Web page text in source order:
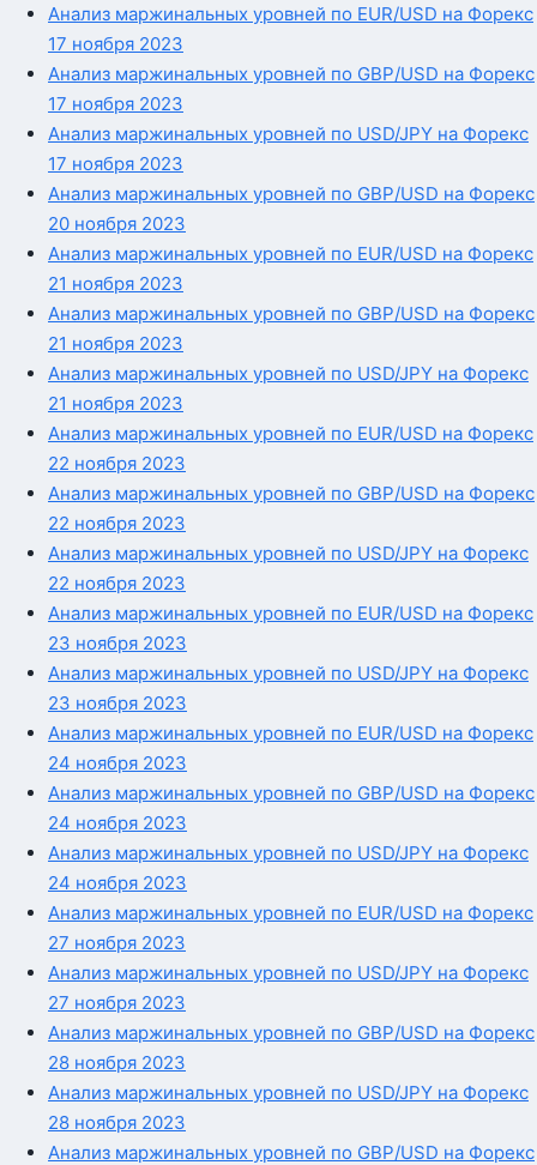
Анализ маржинальных уровней по EUR/USD на Форекс
17 ноября 2023
Анализ маржинальных уровней по GBP/USD на Форекс
17 ноября 2023
Анализ маржинальных уровней по USD/JPY на Форекс
17 ноября 2023
Анализ маржинальных уровней по GBP/USD на Форекс
20 ноября 2023
Анализ маржинальных уровней по EUR/USD на Форекс
21 ноября 2023
Анализ маржинальных уровней по GBP/USD на Форекс
21 ноября 2023
Анализ маржинальных уровней по USD/JPY на Форекс
21 ноября 2023
Анализ маржинальных уровней по EUR/USD на Форекс
22 ноября 2023
Анализ маржинальных уровней по GBP/USD на Форекс
22 ноября 2023
Анализ маржинальных уровней по USD/JPY на Форекс
22 ноября 2023
Анализ маржинальных уровней по EUR/USD на Форекс
23 ноября 2023
Анализ маржинальных уровней по USD/JPY на Форекс
23 ноября 2023
Анализ маржинальных уровней по EUR/USD на Форекс
24 ноября 2023
Анализ маржинальных уровней по GBP/USD на Форекс
24 ноября 2023
Анализ маржинальных уровней по USD/JPY на Форекс
24 ноября 2023
Анализ маржинальных уровней по EUR/USD на Форекс
27 ноября 2023
Анализ маржинальных уровней по USD/JPY на Форекс
27 ноября 2023
Анализ маржинальных уровней по GBP/USD на Форекс
28 ноября 2023
Анализ маржинальных уровней по USD/JPY на Форекс
28 ноября 2023
Анализ маржинальных уровней по GBP/USD на Форекс